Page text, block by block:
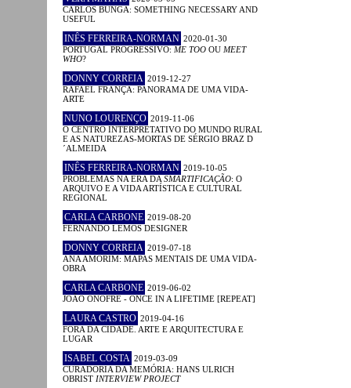
CARLOS BUNGA: SOMETHING NECESSARY AND
USEFUL
INÊS FERREIRA-NORMAN 2020-01-30
PORTUGAL PROGRESSIVO: ME TOO OU MEET
WHO?
DONNY CORREIA 2019-12-27
RAFAEL FRANÇA: PANORAMA DE UMA VIDA-
ARTE
NUNO LOURENÇO 2019-11-06
O CENTRO INTERPRETATIVO DO MUNDO RURAL
E AS NATUREZAS-MORTAS DE SÉRGIO BRAZ D
´ALMEIDA
INÊS FERREIRA-NORMAN 2019-10-05
PROBLEMAS NA ERA DA SMARTIFICAÇÃO: O
ARQUIVO E A VIDA ARTÍSTICA E CULTURAL
REGIONAL
CARLA CARBONE 2019-08-20
FERNANDO LEMOS DESIGNER
DONNY CORREIA 2019-07-18
ANA AMORIM: MAPAS MENTAIS DE UMA VIDA-
OBRA
CARLA CARBONE 2019-06-02
JOÃO ONOFRE - ONCE IN A LIFETIME [REPEAT]
LAURA CASTRO 2019-04-16
FORA DA CIDADE. ARTE E ARQUITECTURA E
LUGAR
ISABEL COSTA 2019-03-09
CURADORIA DA MEMÓRIA: HANS ULRICH
OBRIST INTERVIEW PROJECT